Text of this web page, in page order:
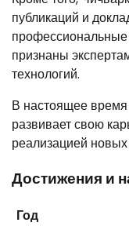
публикаций и
признаны
технологий.
В настоящее
развивает свою
реализацией
Достижения и
Год